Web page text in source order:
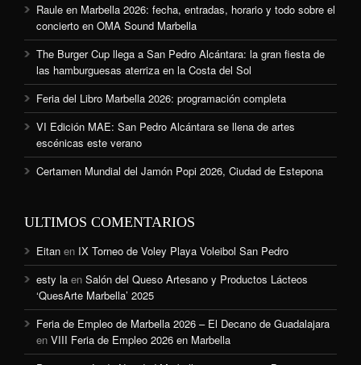
Raule en Marbella 2026: fecha, entradas, horario y todo sobre el
concierto en OMA Sound Marbella
The Burger Cup llega a San Pedro Alcántara: la gran fiesta de
las hamburguesas aterriza en la Costa del Sol
Feria del Libro Marbella 2026: programación completa
VI Edición MAE: San Pedro Alcántara se llena de artes
escénicas este verano
Certamen Mundial del Jamón Popi 2026, Ciudad de Estepona
ULTIMOS COMENTARIOS
Eitan en IX Torneo de Voley Playa Voleibol San Pedro
esty la en Salón del Queso Artesano y Productos Lácteos
‘QuesArte Marbella’ 2025
Feria de Empleo de Marbella 2026 – El Decano de Guadalajara
en VIII Feria de Empleo 2026 en Marbella